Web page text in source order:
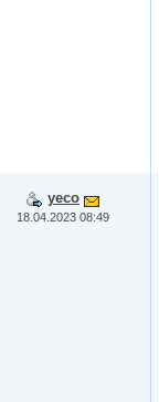
yeco
18.04.2023 08:49